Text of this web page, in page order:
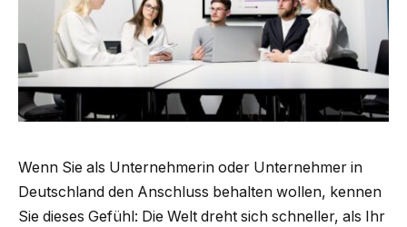
Wenn Sie als Unternehmerin oder Unternehmer in
Deutschland den Anschluss behalten wollen, kennen
Sie dieses Gefühl: Die Welt dreht sich schneller, als Ihr